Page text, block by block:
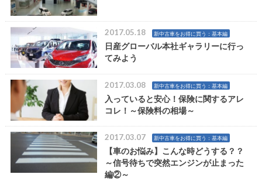
2017.05.18 新中古車をお得に買う：基本編
日産グローバル本社ギャラリーに行っ
てみよう
2017.03.08 新中古車をお得に買う：基本編
入っていると安心！保険に関するアレ
コレ！～保険料の相場～
2017.03.07 新中古車をお得に買う：基本編
【車のお悩み】こんな時どうする？？
～信号待ちで突然エンジンが止まった
編②～